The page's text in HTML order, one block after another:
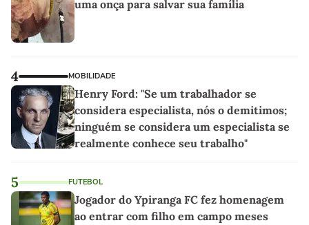
uma onça para salvar sua família
4 MOBILIDADE
Henry Ford: "Se um trabalhador se
considera especialista, nós o demitimos;
ninguém se considera um especialista se
realmente conhece seu trabalho"
5 FUTEBOL
Jogador do Ypiranga FC fez homenagem
ao entrar com filho em campo meses